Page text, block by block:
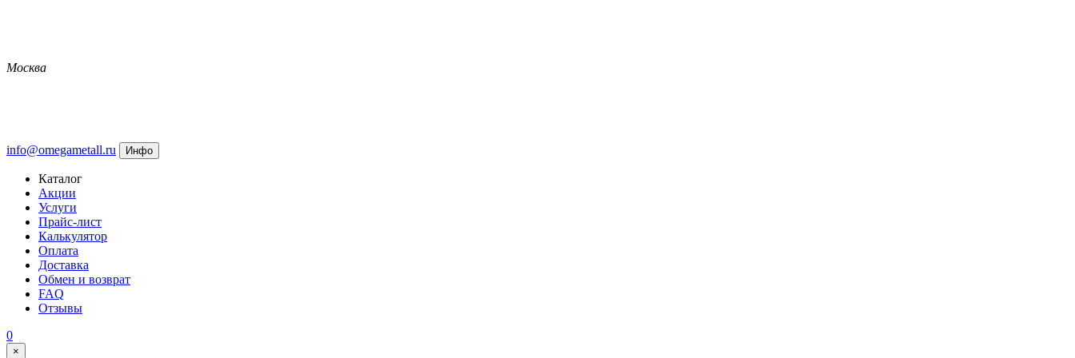
Москва
info@omegametall.ru Инфо
Каталог
Акции
Услуги
Прайс-лист
Калькулятор
Оплата
Доставка
Обмен и возврат
FAQ
Отзывы
0
×